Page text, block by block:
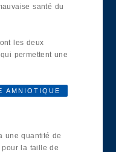
santé du
les deux
permettent une
AMNIOTIQUE
une quantité de
pour la taille de